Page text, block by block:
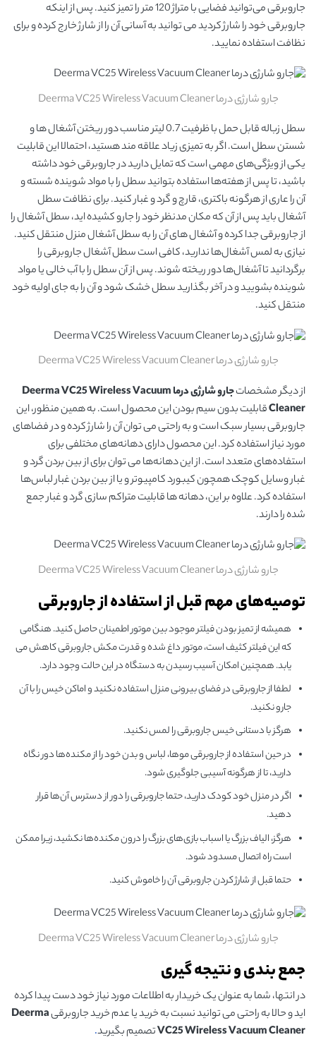
جاروبرقی می‌توانید فضایی با متراژ 120 متر را تمیز کنید. پس از اینکه
جاروبرقی خود را شارژ کردید می توانید به آسانی آن را از شارژ خارج کرده و برای
نظافت استفاده نمایید.
جارو شارژی درما Deerma VC25 Wireless Vacuum Cleaner
سطل زباله قابل حمل با ظرفیت 0.7 لیتر مناسب دور ریختن آشغال ها و
شستن سطل است. اگر به تمیزی زیاد علاقه مند هستید، احتمالا این قابلیت
یکی از ویژگی‌های مهمی است که تمایل دارید در جاروبرقی خود داشته
باشید، تا پس از هفته‌ها استفاده بتوانید سطل را با مواد شوینده شسته و
آن را عاری از هرگونه باکتری، قارچ و گرد و غبار کنید. برای نظافت سطل
آشغال باید پس از آن که مکان مدنظر خود را جارو کشیده اید، سطل آشغال را
از جاروبرقی جدا کرده و آشغال های آن را به سطل آشغال منزل منتقل کنید.
نیازی به لمس آشغال‌ها ندارید، کافی است سطل آشغال جاروبرقی را
برگردانید تا آشغال‌ها دور ریخته شوند. پس از آن سطل را با آب خالی یا مواد
شوینده بشویید و در آخر بگذارید سطل خشک شود و آن را به جای اولیه خود
منتقل کنید.
جارو شارژی درما Deerma VC25 Wireless Vacuum Cleaner
از دیگر مشخصات
جارو شارژی درما Deerma VC25 Wireless Vacuum
Cleanerقابلیت بدون سیم بودن این محصول است. به همین منظور، این
جاروبرقی بسیار سبک است و به راحتی می توان آن را شارژ کرده و در فضاهای
مورد نیاز استفاده کرد. این محصول دارای دهانه‌های مختلفی برای
استفاده‌های متعدد است. از این دهانه‌ها می توان برای از بین بردن گرد و
غبار وسایل کوچک همچون کیبورد کامپیوتر و یا از بین بردن غبار لباس‌ها
استفاده کرد. علاوه بر این، دهانه ها قابلیت متراکم سازی گرد و غبار جمع
شده را دارند.
جارو شارژی درما Deerma VC25 Wireless Vacuum Cleaner
توصیه‌های مهم قبل از استفاده از جاروبرقی
همیشه از تمیز بودن فیلتر موجود بین موتور اطمینان حاصل کنید. هنگامی
که این فیلتر کثیف است، موتور داغ شده و قدرت مکش جاروبرقی کاهش می
یابد. همچنین امکان آسیب رسیدن به دستگاه در این حالت وجود دارد.
لطفا از جاروبرقی در فضای بیرونی منزل استفاده نکنید و اماکن خیس را با آن
جارو نکنید.
هرگز با دستانی خیس جاروبرقی را لمس نکنید.
در حین استفاده از جاروبرقی موها، لباس و بدن خود را از مکنده‌ها دور نگاه
دارید، تا از هرگونه آسیبی جلوگیری شود.
اگر در منزل خود کودک دارید، حتما جاروبرقی را دور از دسترس آن‌ها قرار
دهید.
هرگز، الیاف بزرگ یا اسباب بازی‌های بزرگ را درون مکنده‌ها نکشید، زیرا ممکن
است راه اتصال مسدود شود.
حتما قبل از شارژ کردن جاروبرقی آن را خاموش کنید.
جارو شارژی درما Deerma VC25 Wireless Vacuum Cleaner
جمع بندی و نتیجه گیری
در انتها، شما به عنوان یک خریدار به اطلاعات مورد نیاز خود دست پیدا کرده
اید و حالا به راحتی می توانید نسبت به خرید یا عدم خرید جاروبرقیDeerma
VC25 Wireless Vacuum Cleanerتصمیم بگیرید.